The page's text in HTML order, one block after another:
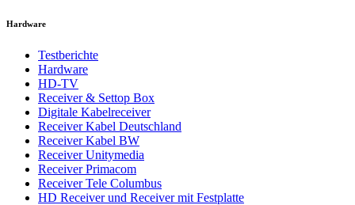
Hardware
Testberichte
Hardware
HD-TV
Receiver & Settop Box
Digitale Kabelreceiver
Receiver Kabel Deutschland
Receiver Kabel BW
Receiver Unitymedia
Receiver Primacom
Receiver Tele Columbus
HD Receiver und Receiver mit Festplatte